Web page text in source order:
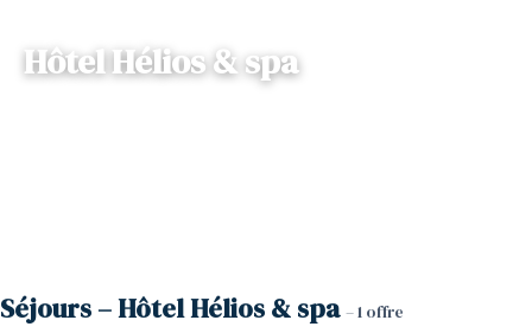
Hôtel Hélios & spa
Séjours – Hôtel Hélios & spa – 1 offre